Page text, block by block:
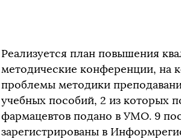
Реализуется план повышения
методические конференции, на
проблемы методики
учебных пособий, 2 из которых
фармацевтов подано в УМО. 9
зарегистрированы в